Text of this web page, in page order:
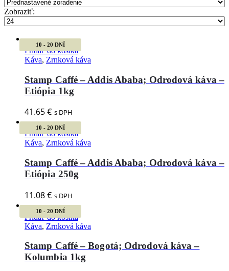
Zobraziť:
10 - 20 DNÍ
Pridať do košíka
Káva, Zrnková káva
Stamp Caffé – Addis Ababa; Odrodová káva –
Etiópia 1kg
41.65€ s DPH
10 - 20 DNÍ
Pridať do košíka
Káva, Zrnková káva
Stamp Caffé – Addis Ababa; Odrodová káva –
Etiópia 250g
11.08€ s DPH
10 - 20 DNÍ
Pridať do košíka
Káva, Zrnková káva
Stamp Caffé – Bogotá; Odrodová káva –
Kolumbia 1kg